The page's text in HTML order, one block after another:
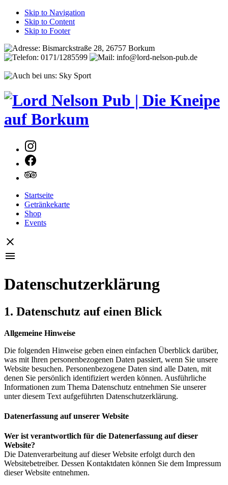
Skip to Navigation
Skip to Content
Skip to Footer
Neues
Fenster
Neues
Fenster
Startseite
Getränkekarte
Shop
Events
Datenschutzerklärung
1. Datenschutz auf einen Blick
Allgemeine Hinweise
Die folgenden Hinweise geben einen einfachen Überblick darüber,
was mit Ihren personenbezogenen Daten passiert, wenn Sie unsere
Website besuchen. Personenbezogene Daten sind alle Daten, mit
denen Sie persönlich identifiziert werden können. Ausführliche
Informationen zum Thema Datenschutz entnehmen Sie unserer
unter diesem Text aufgeführten Datenschutzerklärung.
Datenerfassung auf unserer Website
Wer ist verantwortlich für die Datenerfassung auf dieser
Website?
Die Datenverarbeitung auf dieser Website erfolgt durch den
Websitebetreiber. Dessen Kontaktdaten können Sie dem Impressum
dieser Website entnehmen.